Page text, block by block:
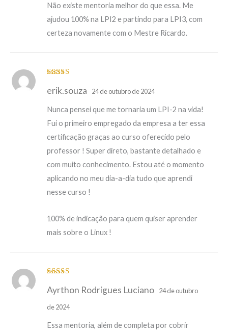
Não existe mentoria melhor do que essa. Me
ajudou 100% na LPI2 e partindo para LPI3, com
certeza novamente com o Mestre Ricardo.
de 5
erik.souza 24 de outubro de 2024
Nunca pensei que me tornaria um LPI-2 na vida!
Fui o primeiro empregado da empresa a ter essa
certificação graças ao curso oferecido pelo
professor ! Super direto, bastante detalhado e
com muito conhecimento. Estou até o momento
aplicando no meu dia-a-dia tudo que aprendi
nesse curso !
100% de indicação para quem quiser aprender
mais sobre o Linux !
de 5
Ayrthon Rodrigues Luciano
24 de outubro
de 2024
Essa mentoria, além de completa por cobrir